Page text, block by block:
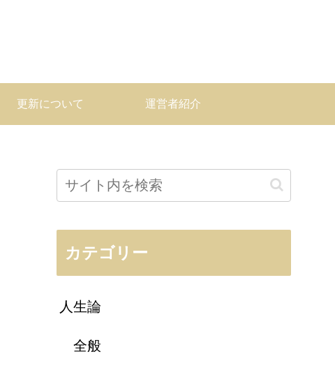
更新について 運営者紹介
カテゴリー
人生論
全般